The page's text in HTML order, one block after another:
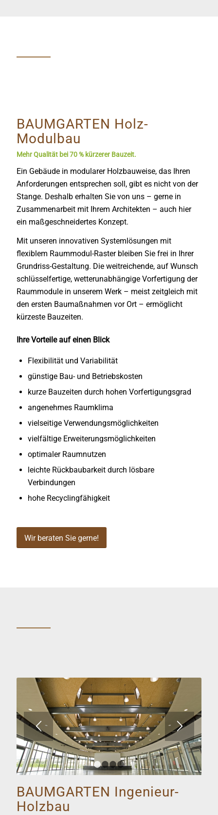
Please set a mobile device fallback image for this
video in your wordpress backend
BAUMGARTEN Holz-
Modulbau
Mehr Qualität bei 70 % kürzerer Bauzeit.
Ein Gebäude in modularer Holzbauweise, das Ihren
Anforderungen entsprechen soll, gibt es nicht von der
Stange. Deshalb erhalten Sie von uns – gerne in
Zusammenarbeit mit Ihrem Architekten – auch hier
ein maßgeschneidertes Konzept.
Mit unseren innovativen Systemlösungen mit
flexiblem Raummodul-Raster bleiben Sie frei in Ihrer
Grundriss-Gestaltung. Die weitreichende, auf Wunsch
schlüsselfertige, wetterunabhängige Vorfertigung der
Raummodule in unserem Werk – meist zeitgleich mit
den ersten Baumaßnahmen vor Ort – ermöglicht
kürzeste Bauzeiten.
Ihre Vorteile auf einen Blick
Flexibilität und Variabilität
günstige Bau- und Betriebskosten
kurze Bauzeiten durch hohen Vorfertigungsgrad
angenehmes Raumklima
vielseitige Verwendungsmöglichkeiten
vielfältige Erweiterungsmöglichkeiten
optimaler Raumnutzen
leichte Rückbaubarkeit durch lösbare
Verbindungen
hohe Recyclingfähigkeit
Wir beraten Sie gerne!
1 2 3 4
BAUMGARTEN Ingenieur-
Holzbau